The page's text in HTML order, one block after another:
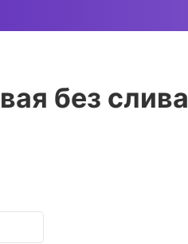
без слива